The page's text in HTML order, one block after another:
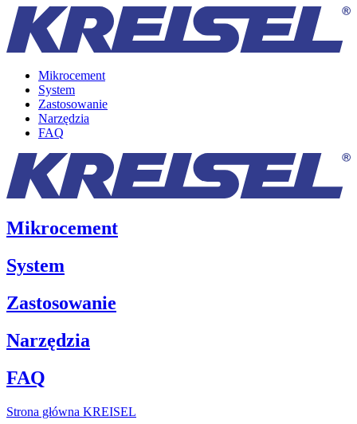
Mikrocement
System
Zastosowanie
Narzędzia
FAQ
Mikrocement
System
Zastosowanie
Narzędzia
FAQ
Strona główna KREISEL